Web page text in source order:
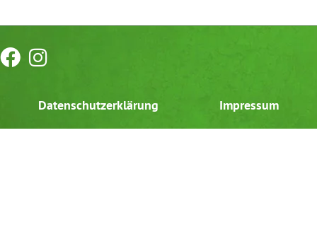
Datenschutzerklärung Impressum